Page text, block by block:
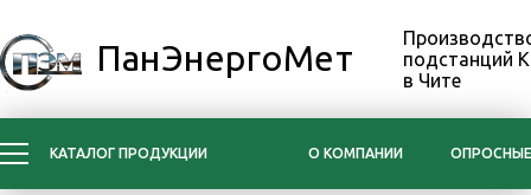
ПанЭнергоМет
подстанций
в Чите
КАТАЛОГ ПРОДУКЦИИ О КОМПАНИИ